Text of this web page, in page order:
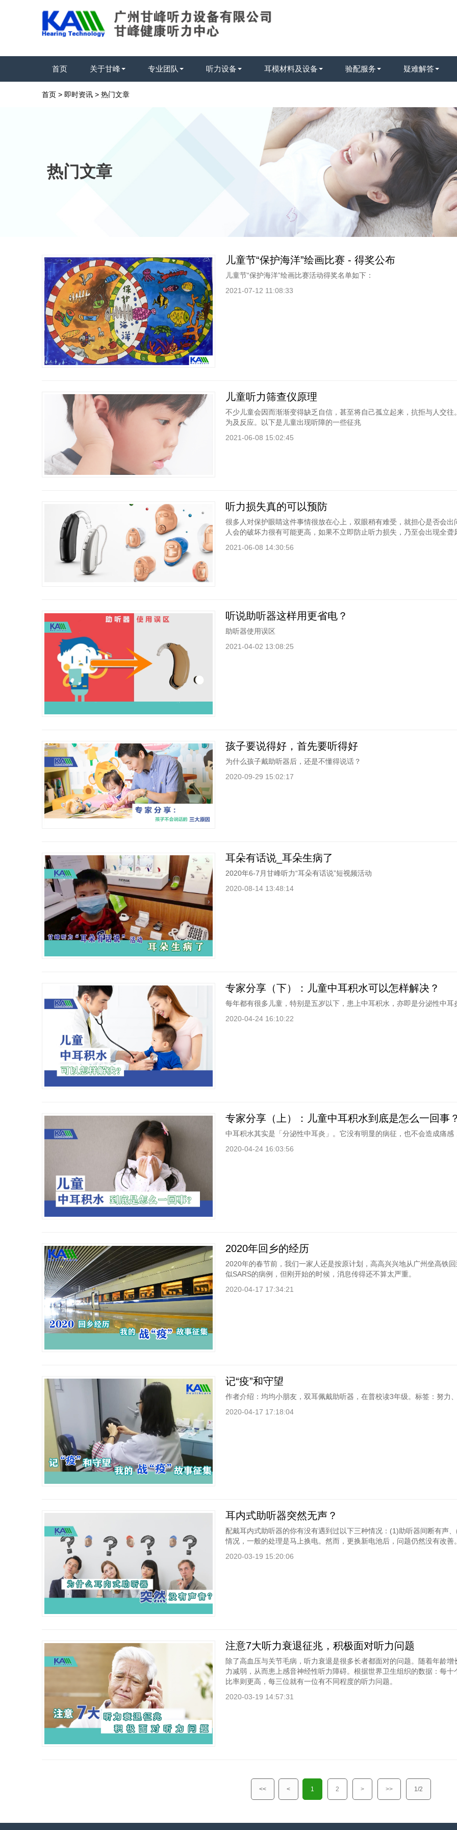
首页 关于甘峰 专业团队 听力设备 耳模材料及设备 验配服务 疑难解答
首页 > 即时资讯 > 热门文章
热门文章
儿童节“保护海洋”绘画比赛 - 得奖公布
儿童节“保护海洋”绘画比赛活动得奖名单如下：
2021-07-12 11:08:33
儿童听力筛查仪原理
不少儿童会因而渐渐变得缺乏自信，甚至将自己孤立起来，抗拒与人交
为及反应。以下是儿童出现听障的一些征兆
2021-06-08 15:02:45
听力损失真的可以预防
很多人对保护眼睛这件事情很放在心上，双眼稍有难受，就担心是否会
人会的破坏力很有可能更高，如果不立即防止听力损失，乃至会出现全聋
2021-06-08 14:30:56
听说助听器这样用更省电？
助听器使用误区
2021-04-02 13:08:25
孩子要说得好，首先要听得好
为什么孩子戴助听器后，还是不懂得说话？
2020-09-29 15:02:17
耳朵有话说_耳朵生病了
2020年6-7月甘峰听力“耳朵有话说”短视频活动
2020-08-14 13:48:14
专家分享（下）：儿童中耳积水可以怎样解决？
每年都有很多儿童，特别是五岁以下，患上中耳积水，亦即是分泌性中耳
2020-04-24 16:10:22
专家分享（上）：儿童中耳积水到底是怎么一回事？
中耳积水其实是「分泌性中耳炎」。它没有明显的病征，也不会造成痛感
2020-04-24 16:03:56
2020年回乡的经历
2020年的春节前，我们一家人还是按原计划，高高兴兴地从广州坐高铁
似SARS的病例，但刚开始的时候，消息传得还不算太严重。
2020-04-17 17:34:21
记“疫”和守望
作者介绍：均均小朋友，双耳佩戴助听器，在普校读3年级。标签：努力
2020-04-17 17:18:04
耳内式助听器突然无声？
配戴耳内式助听器的你有没有遇到过以下三种情况：(1)助听器间断有声
情况，一般的处理是马上换电。然而，更换新电池后，问题仍然没有改
2020-03-19 15:20:06
注意7大听力衰退征兆，积极面对听力问题
除了高血压与关节毛病，听力衰退是很多长者都面对的问题。随着年龄
力减弱，从而患上感音神经性听力障碍。根据世界卫生组织的数据：每
比率则更高，每三位就有一位有不同程度的听力问题。
2020-03-19 14:57:31
<< < 1 2 > >> 1/2